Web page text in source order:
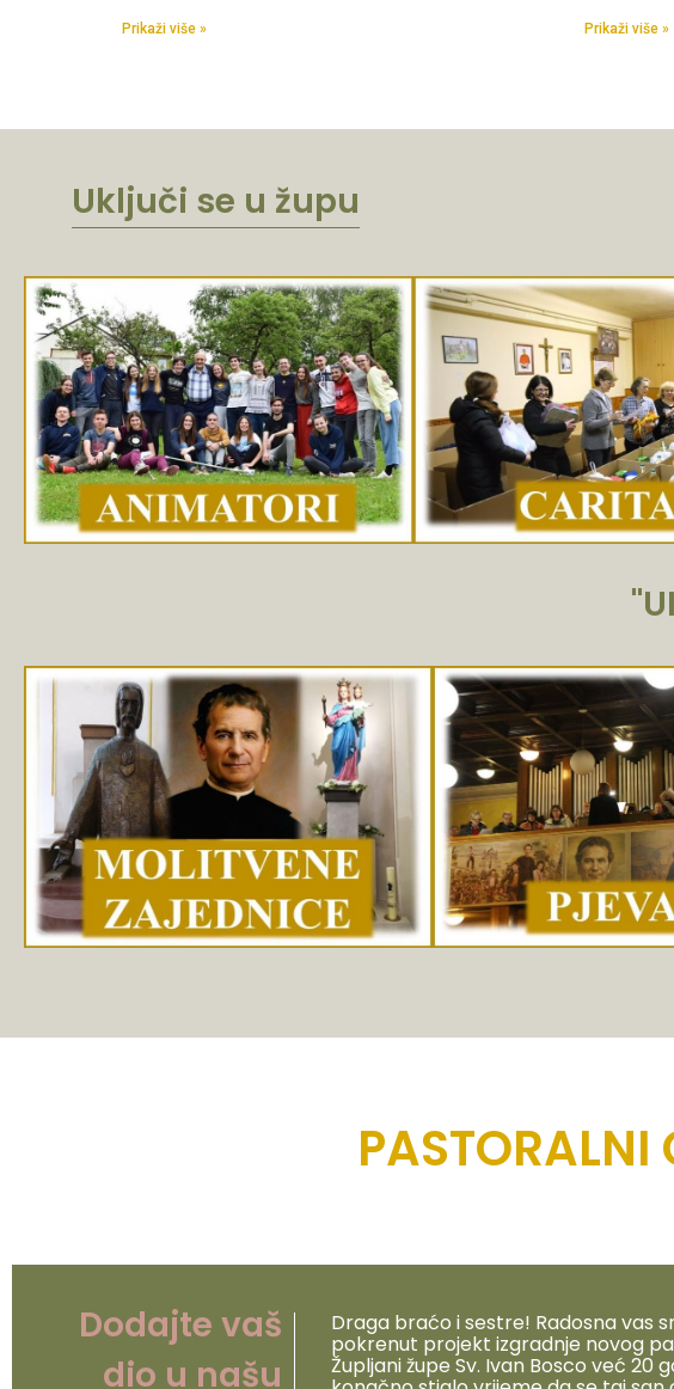
Prikaži više » Prikaži više »
Uključi se u župu
Dodajte vaš
dio u našu
Draga braćo i sestre! Radosna vas
pokrenut projekt izgradnje novog
Župljani župe Sv. Ivan Bosco već 20